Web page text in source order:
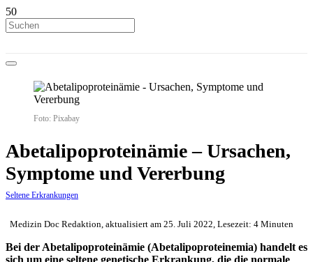
Foto: Pixabay
Abetalipoproteinämie – Ursachen,
Symptome und Vererbung
Seltene Erkrankungen
Medizin Doc Redaktion, aktualisiert am 25. Juli 2022, Lesezeit: 4 Minuten
Bei der Abetalipoproteinämie (Abetalipoproteinemia) handelt es